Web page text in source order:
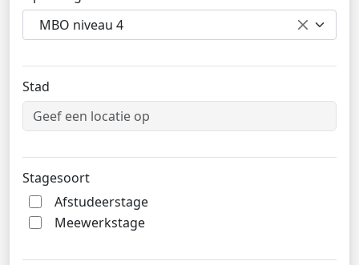
MBO niveau 4
Stad
Stagesoort
Afstudeerstage
Meewerkstage